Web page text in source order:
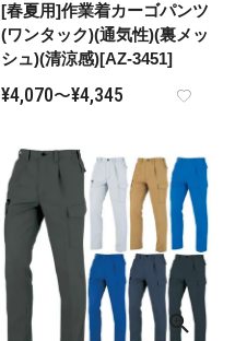
[春夏用]作業着カーゴパンツ
(ワンタック)(通気性)(裏メッ
シュ)(清涼感)[AZ-3451]
¥4,070〜¥4,345